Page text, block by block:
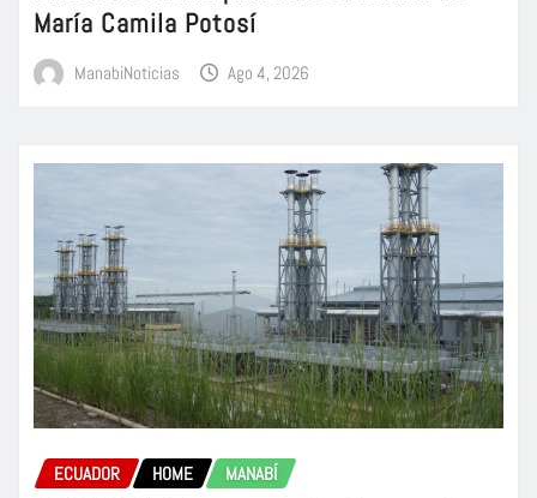
María Camila Potosí
ManabiNoticias Ago 4, 2026
ECUADOR HOME MANABÍ